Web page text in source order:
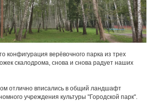
конфигурация верёвочного парка из трех
скалодрома, снова и снова радует наших
отлично вписались в общий ландшафт
учреждения культуры "Городской парк".